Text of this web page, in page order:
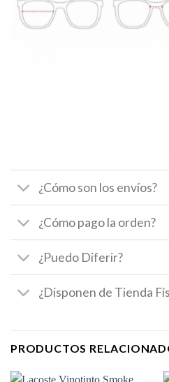
¿Cómo son los envíos?
¿Cómo pago la orden?
¿Puedo Diferir?
¿Disponen de Tienda
PRODUCTOS